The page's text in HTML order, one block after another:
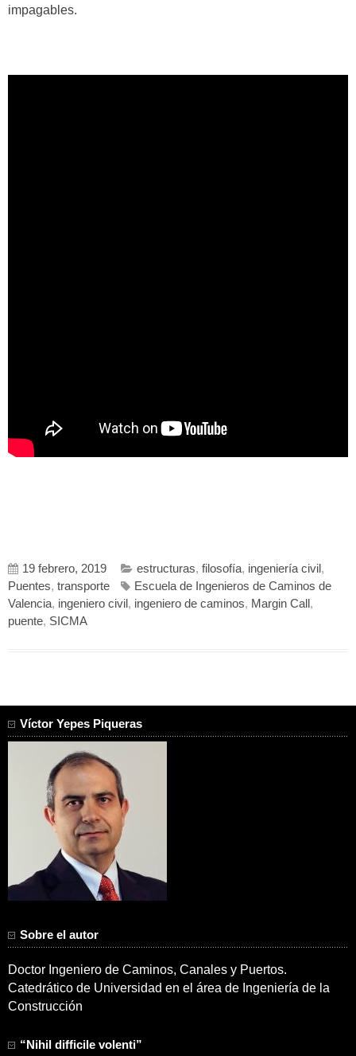
impagables.
19 febrero, 2019 estructuras, filosofía, ingeniería civil ,
Puentes, transporte
Escuela de Ingenieros de Caminos de
Valencia, ingeniero civil , ingeniero de caminos, Margin Call ,
puente, SICMA
Víctor Yepes Piqueras
Sobre el autor
Doctor Ingeniero de Caminos, Canales y Puertos.
Catedrático de Universidad en el área de Ingeniería de la
Construcción
“Nihil difficile volenti”